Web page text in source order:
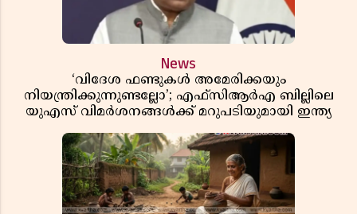
News
‘വിദേശ ഫണ്ടുകൾ അമേരിക്കയും
നിയന്ത്രിക്കുന്നുണ്ടല്ലോ’; എഫ്സിആർഎ ബില്ലിലെ
യുഎസ് വിമർശനങ്ങൾക്ക് മറുപടിയുമായി ഇന്ത്യ